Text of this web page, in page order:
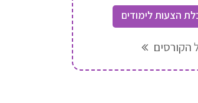
כל מה שצריך לדעת על לימודי חשמלאי
הצעות לימודים
הקורסים